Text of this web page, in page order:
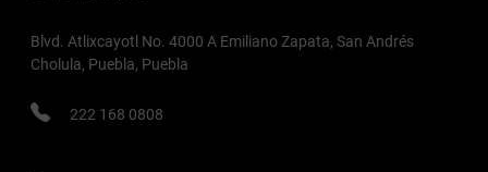
Blvd. Atlixcayotl No. 4000 A Emiliano Zapata, San Andrés
Cholula, Puebla, Puebla
222 168 0808